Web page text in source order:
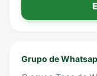
Grupo de